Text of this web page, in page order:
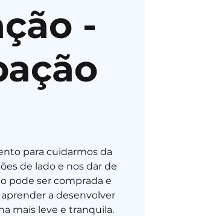
-
para cuidarmos da
de lado e nos dar de
pode ser comprada e
a desenvolver
mais leve e tranquila.